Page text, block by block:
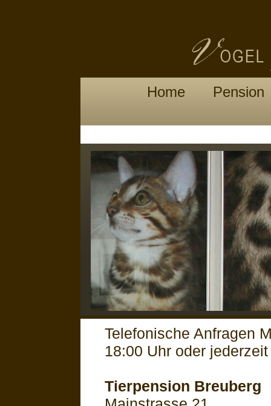
Home Pension
Telefonische Anfragen
18:00 Uhr oder
Tierpension Breuberg